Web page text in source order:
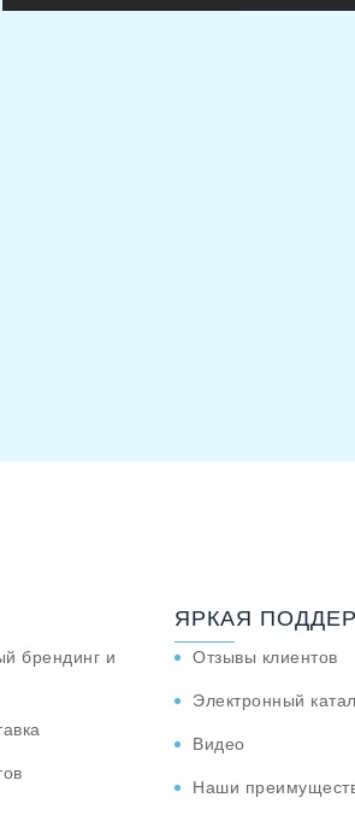
брендинг и
ЯРКАЯ
Отзывы клиентов
Электронный
Видео
Наши